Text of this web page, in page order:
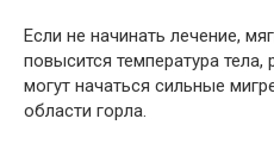
Если не начинать лечение,
повысится температура
могут начаться сильные
области горла.